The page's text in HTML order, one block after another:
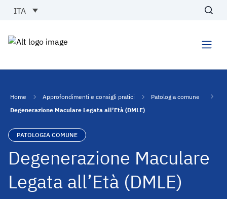
Vai al contenuto
ITA
Home Approfondimenti e consigli pratici
Patologia comune
Degenerazione Maculare Legata all’Età (DMLE)
PATOLOGIA COMUNE
Degenerazione Maculare
Legata all’Età (DMLE)